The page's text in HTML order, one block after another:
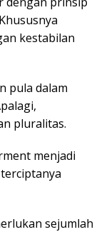
kestabilan
pula dalam
pluralitas.
menjadi
sejumlah